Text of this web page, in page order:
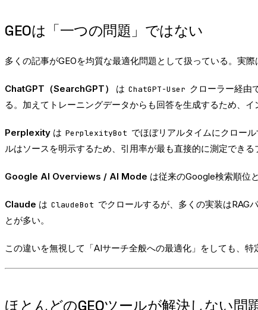
GEOは「一つの問題」ではない
多くの記事がGEOを均質な最適化問題として扱っている。実際
ChatGPT（SearchGPT） は ChatGPT-User クローラー経由
る。加えてトレーニングデータからも回答を生成するため、
Perplexity は PerplexityBot でほぼリアルタイムにクロー
ルはソースを明示するため、引用率が最も直接的に測定できる
Google AI Overviews / AI Mode は従来のGoogle検索順位
Claude は ClaudeBot でクロールするが、多くの実装はRAG
とが多い。
この違いを無視して「AIサーチ全般への最適化」をしても、
ほとんどのGEOツールが解決しない問